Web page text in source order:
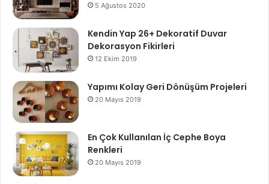
5 Ağustos 2020
Kendin Yap 26+ Dekoratif Duvar
Dekorasyon Fikirleri
12 Ekim 2019
Yapımı Kolay Geri Dönüşüm Projeleri
20 Mayıs 2019
En Çok Kullanılan İç Cephe Boya
Renkleri
20 Mayıs 2019